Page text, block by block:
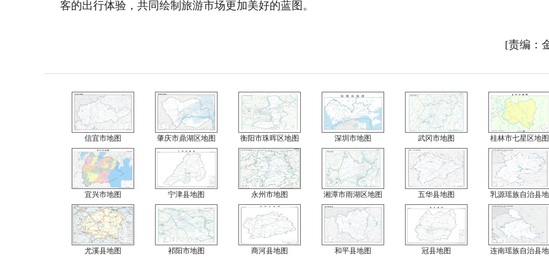
客的出行体验，共同绘制旅游市场更加美好的蓝图。
[责编：
信宜市地图 肇庆市鼎湖区地图 衡阳市珠晖区地图 深圳市地图 武冈市地图 桂林市七星区地图
宜兴市地图 宁津县地图 永州市地图 湘潭市雨湖区地图 五华县地图 乳源瑶族自治县地
尤溪县地图 祁阳市地图 商河县地图 和平县地图 冠县地图 连南瑶族自治县地